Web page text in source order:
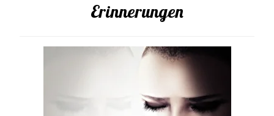
Erinnerungen